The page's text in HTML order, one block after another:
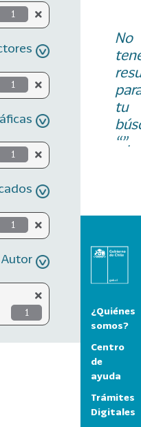
1
1
1
1
Autor
1
No
tu
“”.
¿Quiénes
somos?
Centro
de
ayuda
Trámites
Digitales